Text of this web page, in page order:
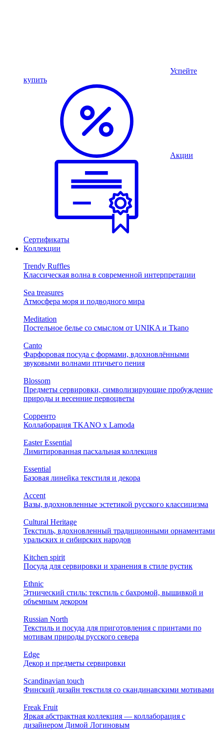
Успейте
купить
Акции
Сертификаты
Коллекции
Trendy Ruffles
Классическая волна в современной интерпретации
Sea treasures
Атмосфера моря и подводного мира
Meditation
Постельное белье со смыслом от UNIKA и Tkano
Canto
Фарфоровая посуда с формами, вдохновлёнными
звуковыми волнами птичьего пения
Blossom
Предметы сервировки, символизирующие пробуждение
природы и весенние первоцветы
Сорренто
Коллаборация TKANO х Lamoda
Easter Essential
Лимитированная пасхальная коллекция
Essential
Базовая линейка текстиля и декора
Accent
Вазы, вдохновленные эстетикой русского классицизма
Cultural Heritage
Текстиль, вдохновленный традиционными орнаментами
уральских и сибирских народов
Kitchen spirit
Посуда для сервировки и хранения в стиле рустик
Ethnic
Этнический стиль: текстиль с бахромой, вышивкой и
объемным декором
Russian North
Текстиль и посуда для приготовления с принтами по
мотивам природы русского севера
Edge
Декор и предметы сервировки
Scandinavian touch
Финский дизайн текстиля со скандинавскими мотивами
Freak Fruit
Яркая абстрактная коллекция — коллаборация с
дизайнером Димой Логиновым